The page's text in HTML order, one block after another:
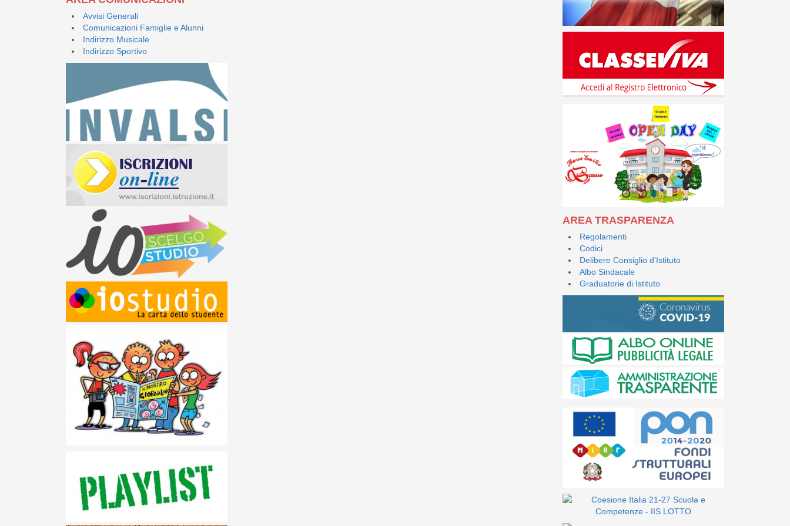
Avvisi Generali
Comunicazioni Famiglie e Alunni
Indirizzo Musicale
Indirizzo Sportivo
AREA TRASPARENZA
Regolamenti
Codici
Delibere Consiglio d'Istituto
Albo Sindacale
Graduatorie di Istituto